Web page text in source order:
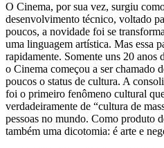
O Cinema, por sua vez, surgiu
desenvolvimento técnico, voltado
poucos, a novidade foi se
uma linguagem artística. Mas essa
rapidamente. Somente uns 20 anos
o Cinema começou a ser chamado
poucos o status de cultura. A
foi o primeiro fenômeno cultural
verdadeiramente de “cultura de
pessoas no mundo. Como produto
também uma dicotomia: é arte e